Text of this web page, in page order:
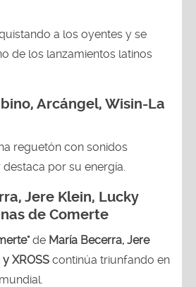
a los oyentes y se
de los lanzamientos latinos
Arcángel, Wisin-La
reguetón con sonidos
por su energía.
Jere Klein, Lucky
de Comerte
de María Becerra, Jere
XROSS continúa triunfando en